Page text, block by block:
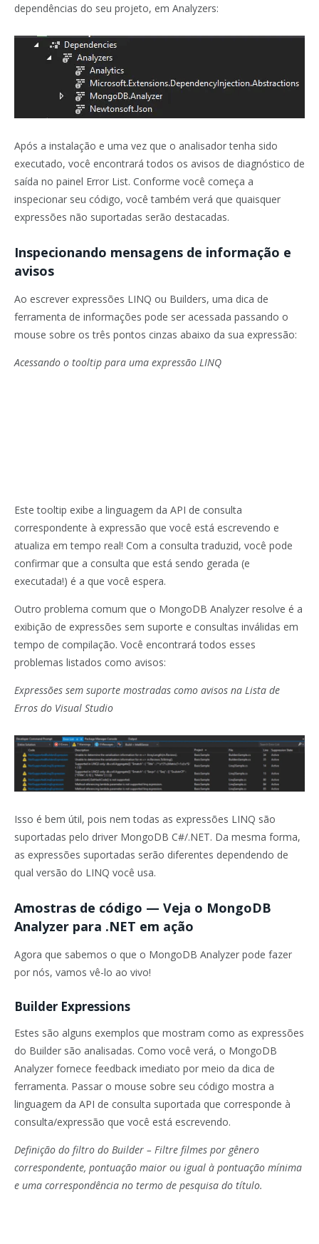
dependências do seu projeto, em Analyzers:
Após a instalação e uma vez que o analisador tenha sido
executado, você encontrará todos os avisos de diagnóstico de
saída no painel Error List. Conforme você começa a
inspecionar seu código, você também verá que quaisquer
expressões não suportadas serão destacadas.
Inspecionando mensagens de informação e
avisos
Ao escrever expressões LINQ ou Builders, uma dica de
ferramenta de informações pode ser acessada passando o
mouse sobre os três pontos cinzas abaixo da sua expressão:
Acessando o tooltip para uma expressão LINQ
Este tooltip exibe a linguagem da API de consulta
correspondente à expressão que você está escrevendo e
atualiza em tempo real! Com a consulta traduzid, você pode
confirmar que a consulta que está sendo gerada (e
executada!) é a que você espera.
Outro problema comum que o MongoDB Analyzer resolve é a
exibição de expressões sem suporte e consultas inválidas em
tempo de compilação. Você encontrará todos esses
problemas listados como avisos:
Expressões sem suporte mostradas como avisos na Lista de
Erros do Visual Studio
Isso é bem útil, pois nem todas as expressões LINQ são
suportadas pelo driver MongoDB C#/.NET. Da mesma forma,
as expressões suportadas serão diferentes dependendo de
qual versão do LINQ você usa.
Amostras de código — Veja o MongoDB
Analyzer para .NET em ação
Agora que sabemos o que o MongoDB Analyzer pode fazer
por nós, vamos vê-lo ao vivo!
Builder Expressions
Estes são alguns exemplos que mostram como as expressões
do Builder são analisadas. Como você verá, o MongoDB
Analyzer fornece feedback imediato por meio da dica de
ferramenta. Passar o mouse sobre seu código mostra a
linguagem da API de consulta suportada que corresponde à
consulta/expressão que você está escrevendo.
Definição do filtro do Builder – Filtre filmes por gênero
correspondente, pontuação maior ou igual à pontuação mínima
e uma correspondência no termo de pesquisa do título.